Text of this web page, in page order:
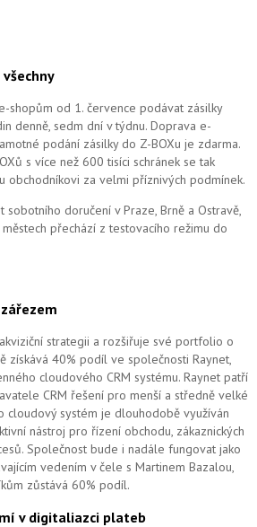
shopům od 1. července podávat zásilky
denně, sedm dní v týdnu. Doprava e-
podání zásilky do Z-BOXu je zdarma.
s více než 600 tisíci schránek se tak
obchodníkovi za velmi příznivých podmínek.
doručení v Praze, Brně a Ostravě,
přechází z testovacího režimu do
strategii a rozšiřuje své portfolio o
získává 40% podíl ve společnosti Raynet,
cloudového CRM systému. Raynet patří
CRM řešení pro menší a středně velké
cloudový systém je dlouhodobě využíván
nástroj pro řízení obchodu, zákaznických
Společnost bude i nadále fungovat jako
vedením v čele s Martinem Bazalou,
zůstává 60% podíl.
v digitaliazci plateb